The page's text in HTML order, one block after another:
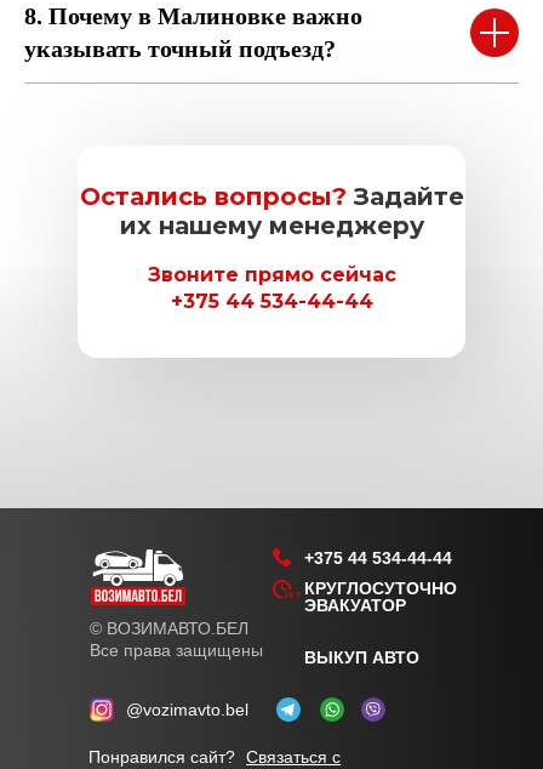
8. Почему в Малиновке важно
указывать точный подъезд?
Остались вопросы? Задайте
их нашему менеджеру
Звоните прямо сейчас
+375 44 534-44-44
© ВОЗИМАВТО.БЕЛ
Все права защищены
@vozimavto.bel
Понравился сайт? Связаться с
+375 44 534-44-44
КРУГЛОСУТОЧНО
ЭВАКУАТОР
ВЫКУП АВТО